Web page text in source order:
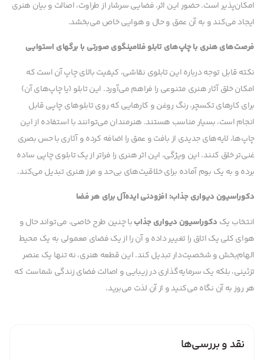
امکان‌پذیر است. حضور این اثر، فضایی سرشار از طراوت، اصالت و بیان هنری
ایجاد می‌کند و به آن عمق و حال و هوایی خاص می‌بخشد.
فرصت‌های هنری با چاپ‌های تابلو فلامینگوی صورتی با برگهای استوایی
نکته قابل توجه درباره این تابلوی نقاشی، کیفیت بالای چاپ آن است که
امکان خلق آثار هنری متنوعی را فراهم می‌آورد. این تابلو (یا چاپ‌های آن)
برای کارهای تکسچر، رنگ روغن و کارهایی که روی تابلوهای چاپی قابل
انجام است، بسیار مناسب هستند. هنرمندان می‌توانند با استفاده از این
چاپ‌ها، لایه‌های جدیدی از بافت و عمق را اضافه کرده و آثاری با حس بصری
غنی‌تر خلق کنند. این ویژگی، این اثر هنری را فراتر از یک تابلوی چاپی ساده
برده و به یک بوم آماده برای خلاقیت‌های بی‌حد و مرز هنری تبدیل می‌کند.
دکوراسیون دیواری جذاب: افزودنی ایده‌آل برای هر فضا
انتخاب یک دکوراسیون دیواری جذاببا چنین طرح خاصی، می‌تواند حال و
هوای کلی یک اتاق را تغییر داده و آن را از یک فضای معمولی به یک محیط
الهام‌بخش و شخصیت‌دار تبدیل کند. این قطعه هنری، نه تنها یک عنصر
تزئینی، بلکه یک سرمایه‌گذاری در زیبایی و اصالت فضای زندگی شماست که
هر روز به آن نگاه می‌کنید و از آن لذت می‌برید.
نقد و بررسی‌ها